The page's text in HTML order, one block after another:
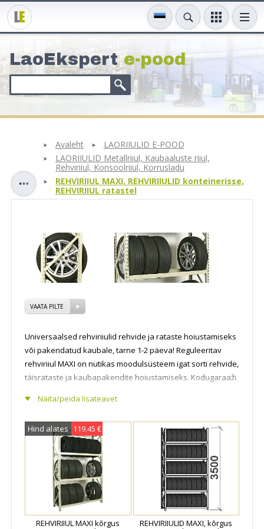
LaoEksperte-pood
Avaleht
LAORIIULID E-POOD
LAORIIULID Metallriiul, Kaubaaluste riiul,
Rehviriiul, Konsoolriiul, Korrusladu
REHVIRIIUL MAXI, REHVIRIIULID konteinerisse,
REHVIRIIUL ratastel
VAATA PILTE
Näita/peida lisateavet
Universaalsed rehviriiulid rehvide ja rataste hoiustamiseks
või pakendatud kaubale, tarne 1-2 päeva! Reguleeritav
rehviriiul MAXI on nutikas moodulsüsteem igat sorti rehvide,
täisrataste ja kaubapakendite hoiustamiseks. Kodugaraaži
täisratastele (Rehvid koos velgedega), mida saab
profitasemel rehviriiul MAXI võimaldab ladustada rehve ka
koos velgedaga 3-5 korrust või ka näiteks kuni 10 korrust
kõrgusesse (vahepõranda ja korruslao lahendusega).
Korruslaod rehviriiulitega projekteeritakse meie
spetsialistide käe läbi rätsepatööna äripindadele,
laoteenuseid osutavatele ettevõtetele või rehvitöökotta.
Reguleeritavad rehviriiulid võimaldavad kiirelt lisada
riiulimahtu lisades põhiosale lisaosasid või lisa
Hind alates 119.45 €
REHVIRIIUL MAXI kõrgus REHVIRIIULID MAXI, kõrgus